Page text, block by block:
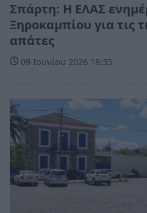
Σπάρτη: Η ΕΛΑΣ
Ξηροκαμπίου για τις
απάτες
09 Ιουνίου 2026 18:35